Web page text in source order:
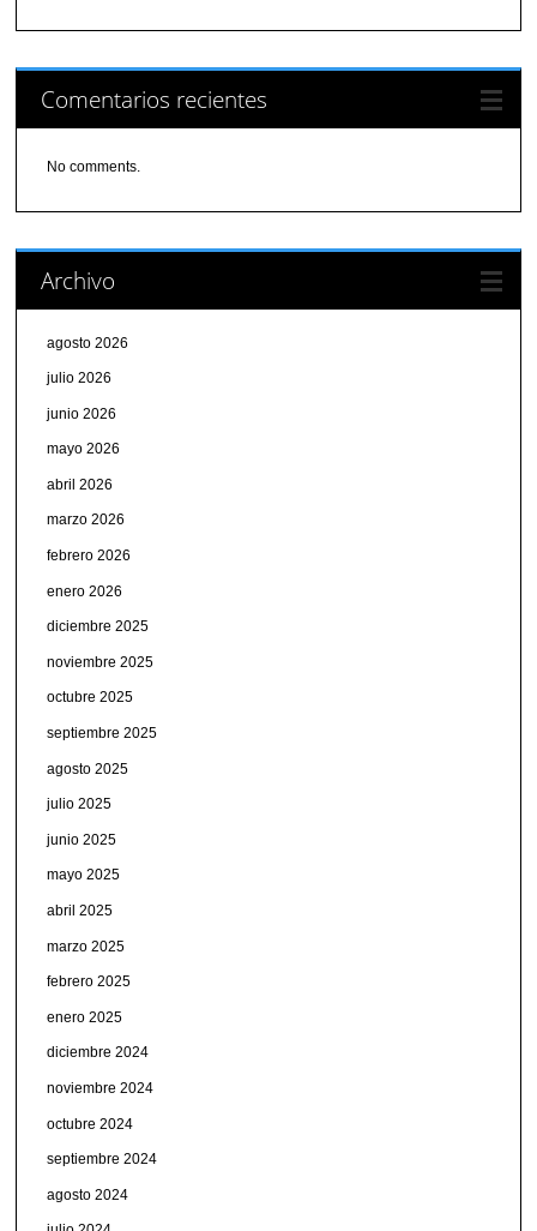
Comentarios recientes
No comments.
Archivo
agosto 2026
julio 2026
junio 2026
mayo 2026
abril 2026
marzo 2026
febrero 2026
enero 2026
diciembre 2025
noviembre 2025
octubre 2025
septiembre 2025
agosto 2025
julio 2025
junio 2025
mayo 2025
abril 2025
marzo 2025
febrero 2025
enero 2025
diciembre 2024
noviembre 2024
octubre 2024
septiembre 2024
agosto 2024